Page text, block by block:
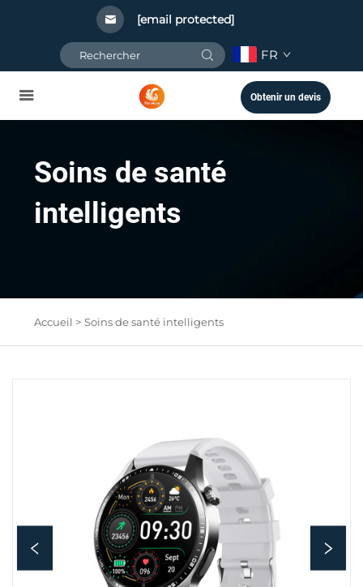
[email protected]
FR
Obtenir un devis
Soins de santé
intelligents
Accueil > Soins de santé intelligents